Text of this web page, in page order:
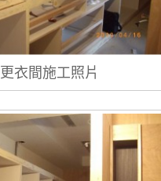
更衣間施工照片